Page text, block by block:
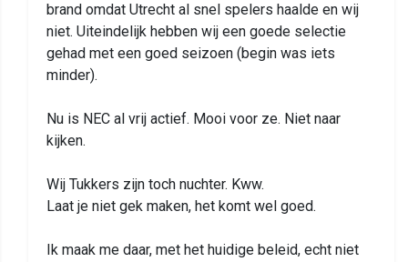
brand omdat Utrecht al snel spelers haalde en wij
niet. Uiteindelijk hebben wij een goede selectie
gehad met een goed seizoen (begin was iets
minder).
Nu is NEC al vrij actief. Mooi voor ze. Niet naar
kijken.
Wij Tukkers zijn toch nuchter. Kww.
Laat je niet gek maken, het komt wel goed.
Ik maak me daar, met het huidige beleid, echt niet